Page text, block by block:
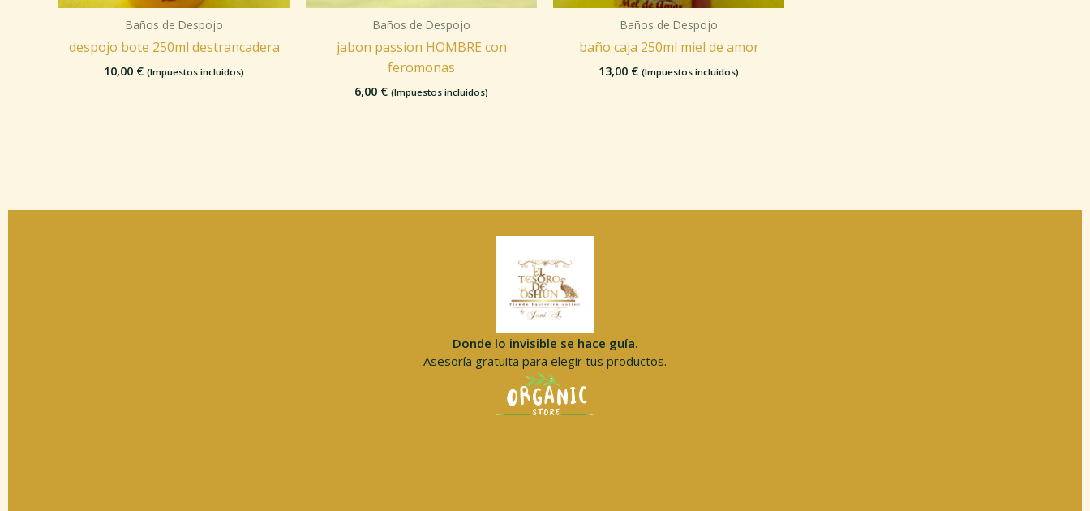
Baños de Despojo
despojo bote 250ml destrancadera
10,00 € (Impuestos incluidos)
Baños de Despojo
jabon passion HOMBRE con
feromonas
6,00 € (Impuestos incluidos)
Baños de Despojo
baño caja 250ml miel de amor
13,00 € (Impuestos incluidos)
Donde lo invisible se hace guía.
Asesoría gratuita para elegir tus productos.